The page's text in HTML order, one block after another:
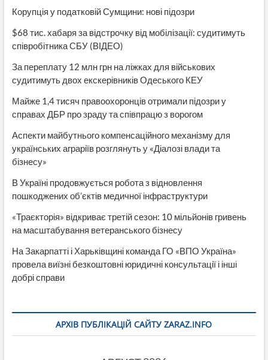
Корупція у податковій Сумщини: нові підозри
$68 тис. хабаря за відстрочку від мобілізації: судитимуть
співробітника СБУ (ВІДЕО)
За переплату 12 млн грн на ліжках для військових
судитимуть двох екскерівників Одеського КЕУ
Майже 1,4 тисяч правоохоронців отримали підозри у
справах ДБР про зраду та співпрацю з ворогом
Аспекти майбутнього компенсаційного механізму для
українських аграріїв розглянуть у «Діалозі влади та
бізнесу»
В Україні продовжується робота з відновлення
пошкоджених об’єктів медичної інфраструктури
«Траєкторія» відкриває третій сезон: 10 мільйонів гривень
на масштабування ветеранського бізнесу
На Закарпатті і Харьківщині команда ГО «ВПО Україна»
провела виїзні безкоштовні юридичні консультації і інші
добрі справи
АРХІВ ПУБЛІКАЦІЙ САЙТУ ZARAZ.INFO